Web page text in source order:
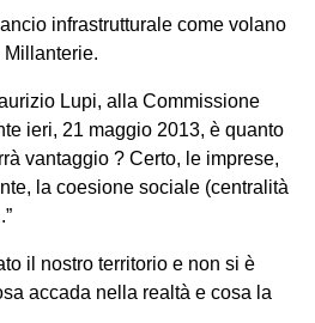
infrastrutturale come volano
Lupi, alla Commissione
ieri, 21 maggio 2013, è quanto
vantaggio ? Certo, le imprese,
la coesione sociale (centralità
il nostro territorio e non si è
accada nella realtà e cosa la